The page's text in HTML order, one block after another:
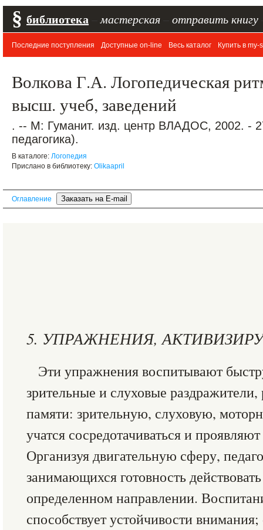
§ библиотека мастерская отправить книгу
Последние поступления Доступные on-line Весь каталог Купить в my-
Волкова Г.А. Логопедическая
высш. учеб, заведений
. -- М: Гуманит. изд. центр ВЛАДОС, 2002. -
педагогика).
В каталоге: Логопедия
Прислано в библиотеку: Olikaapril
Оглавление
5. УПРАЖНЕНИЯ,
Эти упражнения воспитывают
зрительные и слуховые
памяти: зрительную, слуховую,
учатся сосредотачиваться и
Организуя двигательную сферу,
занимающихся готовность
определенном направлении.
способствует устойчивости